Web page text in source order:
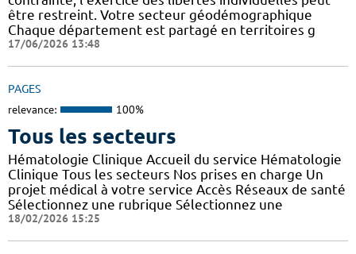
être restreint. Votre secteur géodémographique
Chaque département est partagé en territoires g
17/06/2026 13:48
PAGES
relevance: 100%
Tous les secteurs
Hématologie Clinique Accueil du service Hématologie
Clinique Tous les secteurs Nos prises en charge Un
projet médical à votre service Accès Réseaux de santé
Sélectionnez une rubrique Sélectionnez une
18/02/2026 15:25